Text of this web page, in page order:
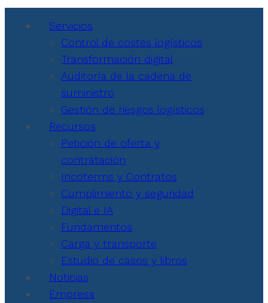
Servicios
Control de costes logísticos
Transformación digital
Auditoría de la cadena de
suministro
Gestión de riesgos logísticos
Recursos
Petición de oferta y
contratación
Incoterms y Contratos
Cumplimiento y seguridad
Digital e IA
Fundamentos
Carga y transporte
Estudio de casos y libros
Noticias
Empresa